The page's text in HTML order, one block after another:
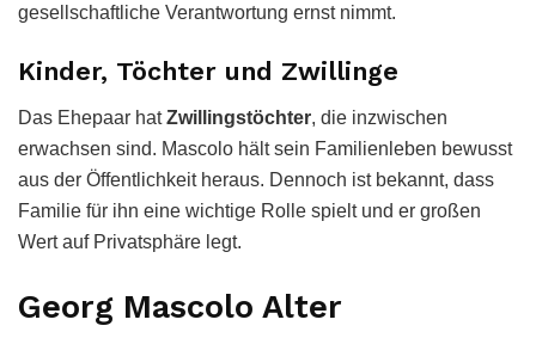
gesellschaftliche Verantwortung ernst nimmt.
Kinder, Töchter und Zwillinge
Das Ehepaar hatZwillingstöchter, die inzwischen
erwachsen sind. Mascolo hält sein Familienleben bewusst
aus der Öffentlichkeit heraus. Dennoch ist bekannt, dass
Familie für ihn eine wichtige Rolle spielt und er großen
Wert auf Privatsphäre legt.
Georg Mascolo Alter